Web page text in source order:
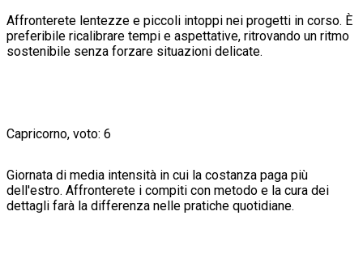
Affronterete lentezze e piccoli intoppi nei progetti in corso. È
preferibile ricalibrare tempi e aspettative, ritrovando un ritmo
sostenibile senza forzare situazioni delicate.
Capricorno, voto: 6
Giornata di media intensità in cui la costanza paga più
dell'estro. Affronterete i compiti con metodo e la cura dei
dettagli farà la differenza nelle pratiche quotidiane.